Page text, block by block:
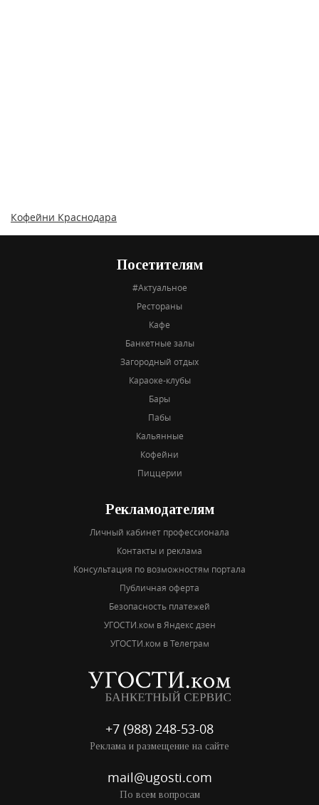
Кофейни Краснодара
Посетителям
#Актуальное
Рестораны
Кафе
Банкетные залы
Загородный отдых
Караоке-клубы
Бары
Пабы
Кальянные
Кофейни
Пиццерии
Рекламодателям
Личный кабинет профессионала
Контакты и реклама
Консультация по возможностям портала
Публичная оферта
Безопасность платежей
УГОСТИ.ком в Яндекс дзен
УГОСТИ.ком в Телеграм
+7 (988) 248-53-08
Реклама и размещение на сайте
mail@ugosti.com
По всем вопросам